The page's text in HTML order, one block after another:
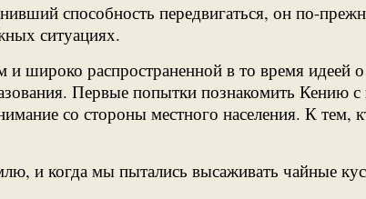
способность передвигаться, он по-
ситуациях.
и широко распространенной в то время
Первые попытки познакомить Кению
со стороны местного населения. К
и когда мы пытались высаживать чайные